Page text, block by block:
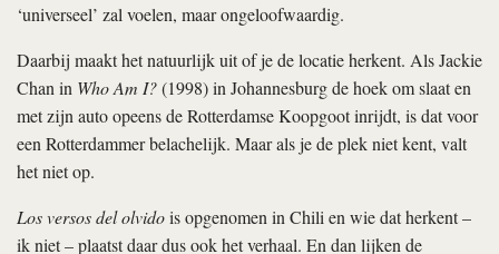
‘universeel’ zal voelen, maar ongeloofwaardig.
Daarbij maakt het natuurlijk uit of je de locatie herkent. Als Jackie
Chan in Who Am I?(1998) in Johannesburg de hoek om slaat en
met zijn auto opeens de Rotterdamse Koopgoot inrijdt, is dat voor
een Rotterdammer belachelijk. Maar als je de plek niet kent, valt
het niet op.
Los versos del olvidois opgenomen in Chili en wie dat herkent –
ik niet – plaatst daar dus ook het verhaal. En dan lijken de